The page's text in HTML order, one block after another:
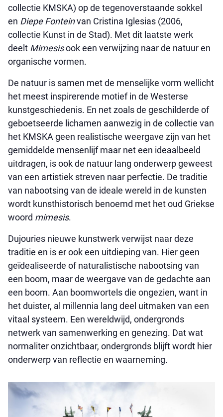
collectie KMSKA) op de tegenoverstaande sokkel
en Diepe Fonteinvan Cristina Iglesias (2006,
collectie Kunst in de Stad). Met dit laatste werk
deelt Mimesisook een verwijzing naar de natuur en
organische vormen. ​
De natuur is samen met de menselijke vorm wellicht
het meest inspirerende motief in de Westerse
kunstgeschiedenis. En net zoals de geschilderde of
geboetseerde lichamen aanwezig in de collectie van
het KMSKA geen realistische weergave zijn van het
gemiddelde mensenlijf maar net een ideaalbeeld
uitdragen, is ook de natuur lang onderwerp geweest
van een artistiek streven naar perfectie. De traditie
van nabootsing van de ideale wereld in de kunsten
wordt kunsthistorisch benoemd met het oud Griekse
woord mimesis.
Dujouries nieuwe kunstwerk verwijst naar deze
traditie en is er ook een uitdieping van. Hier geen
geïdealiseerde of naturalistische nabootsing van
een boom, maar de weergave van de gedachte aan
een boom. Aan boomwortels die ongezien, want in
het duister, al millennia lang deel uitmaken van een
vitaal systeem. Een wereldwijd, ondergronds
netwerk van samenwerking en genezing. Dat wat
normaliter onzichtbaar, ondergronds blijft wordt hier
onderwerp van reflectie en waarneming.